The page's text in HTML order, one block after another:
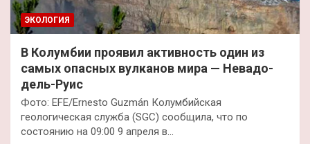
ЭКОЛОГИЯ
В Колумбии проявил активность один из
самых опасных вулканов мира — Невадо-
дель-Руис
Фото: EFE/Ernesto Guzmán Колумбийская
геологическая служба (SGC) сообщила, что по
состоянию на 09:00 9 апреля в…